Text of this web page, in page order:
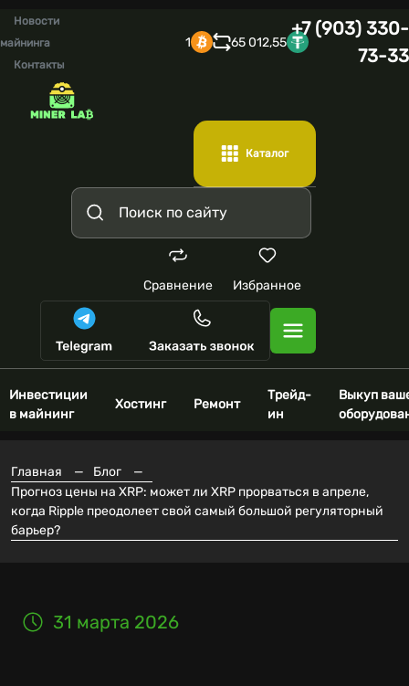
Новости
майнинга
Контакты
1 65 012,55
+7 (903) 330-
73-33
Каталог
Сравнение Избранное
Инвестиции
в майнинг
Хостинг Ремонт
Трейд-
ин
Выкуп
Главная — Блог
—
Прогноз цены на XRP: может ли XRP прорваться в апреле,
когда Ripple преодолеет свой самый большой регуляторный
барьер?
31 марта 2026